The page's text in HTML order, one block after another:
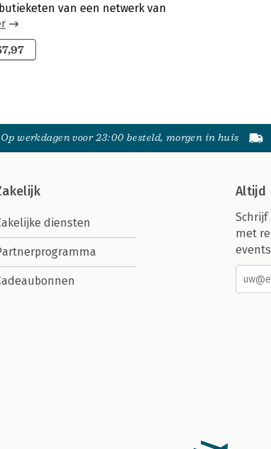
van een netwerk van
Op werkdagen voor 23:00 besteld, morgen in huis
diensten
Altijd
met